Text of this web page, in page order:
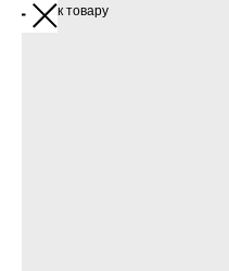
Переход к товару